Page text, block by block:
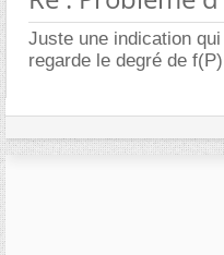
Juste une indication
regarde le degré de f(P)